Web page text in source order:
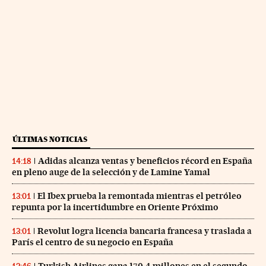
ÚLTIMAS NOTICIAS
14:18
Adidas alcanza ventas y beneficios récord en España
en pleno auge de la selección y de Lamine Yamal
13:01
El Ibex prueba la remontada mientras el petróleo
repunta por la incertidumbre en Oriente Próximo
13:01
Revolut logra licencia bancaria francesa y traslada a
París el centro de su negocio en España